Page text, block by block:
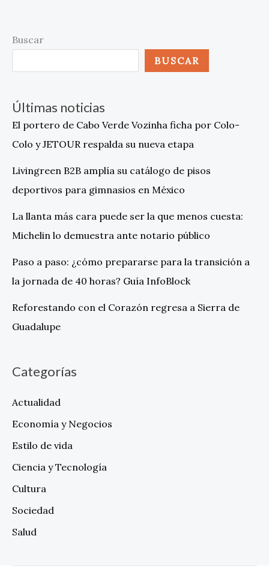
Buscar
BUSCAR
Últimas noticias
El portero de Cabo Verde Vozinha ficha por Colo-
Colo y JETOUR respalda su nueva etapa
Livingreen B2B amplía su catálogo de pisos
deportivos para gimnasios en México
La llanta más cara puede ser la que menos cuesta:
Michelin lo demuestra ante notario público
Paso a paso: ¿cómo prepararse para la transición a
la jornada de 40 horas? Guía InfoBlock
Reforestando con el Corazón regresa a Sierra de
Guadalupe
Categorías
Actualidad
Economía y Negocios
Estilo de vida
Ciencia y Tecnología
Cultura
Sociedad
Salud